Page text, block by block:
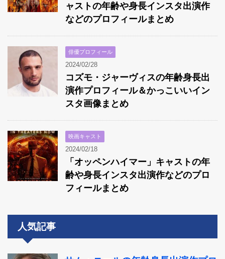
ャストの年齢や身長インスタ出演作
などのプロフィールまとめ
俳優プロフィール
2024/02/28
コズモ・ジャーヴィスの年齢身長出
演作プロフィール＆かっこいいイン
スタ画像まとめ
映画キャスト
2024/02/18
「オッペンハイマー」キャストの年
齢や身長インスタ出演作などのプロ
フィールまとめ
人気記事